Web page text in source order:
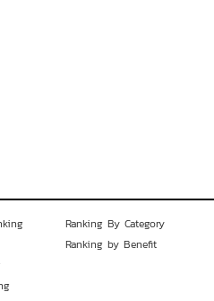
Ranking By Category
Ranking by Benefit